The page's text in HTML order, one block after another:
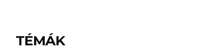
TÉMÁK